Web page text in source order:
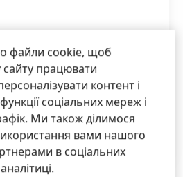
Колекція
файли cookie, щоб
працювати
контент і
соціальних мереж і
Ми також ділимося
вами нашого
в соціальних